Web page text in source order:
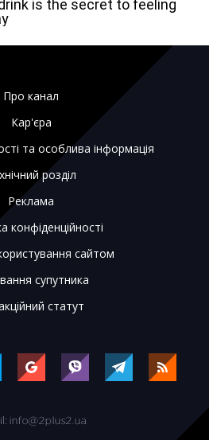
Про канал
Кар'єра
та особлива інформація
розділ
Реклама
конфіденційності
сайтом
супутника
статут